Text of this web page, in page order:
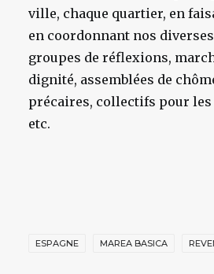
ville, chaque quartier, en
en coordonnant nos
groupes de réflexions,
dignité, assemblées de
précaires, collectifs pour
etc.
ESPAGNE MAREA BASICA